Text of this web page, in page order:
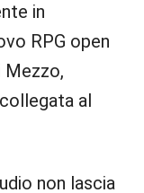
in
RPG open
Mezzo,
al
non lascia